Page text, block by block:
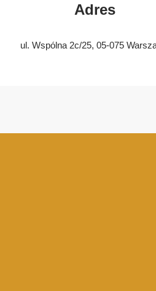
Adres
ul. Wspólna 2c/25, 05-075